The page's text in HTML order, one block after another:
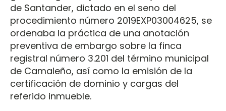
de Santander, dictado en el seno del
procedimiento número 2019EXP03004625, se
ordenaba la práctica de una anotación
preventiva de embargo sobre la finca
registral número 3.201 del término municipal
de Camaleño, así como la emisión de la
certificación de dominio y cargas del
referido inmueble.